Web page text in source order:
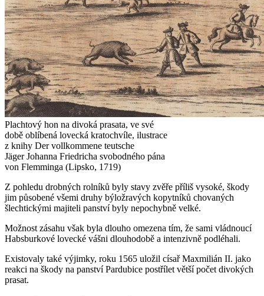
Plachtový hon na divoká prasata, ve své
době oblíbená lovecká kratochvíle, ilustrace
z knihy Der vollkommene teutsche
Jäger Johanna Friedricha svobodného pána
von Flemminga (Lipsko, 1719)
Z pohledu drobných rolníků byly stavy zvěře příliš vysoké, škody
jim působené všemi druhy býložravých kopytníků chovaných
šlechtickými majiteli panství byly nepochybně velké.
Možnost zásahu však byla dlouho omezena tím, že sami vládnoucí
Habsburkové lovecké vášni dlouhodobě a intenzivně podléhali.
Existovaly také výjimky, roku 1565 uložil císař Maxmilián II. jako
reakci na škody na panství Pardubice postřílet větší počet divokých
prasat.